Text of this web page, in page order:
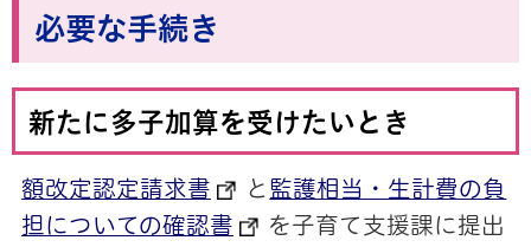
必要な手続き
新たに多子加算を受けたいとき
額改定認定請求書 と 監護相当・生計費の負
担についての確認書
を子育て支援課に提出